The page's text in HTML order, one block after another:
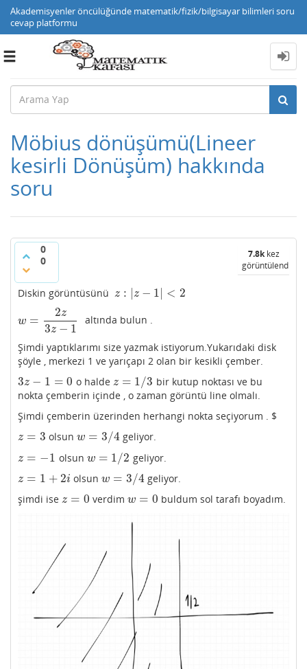
Akademisyenler öncülüğünde matematik/fizik/bilgisayar bilimleri soru
cevap platformu
Toggle
Möbius dönüşümü(Lineer
kesirli Dönüşüm) hakkında
soru
0
0
7.8kkez
görüntülendi
Diskin görüntüsünü z : z − 1 < 2
z: | −1|< 2
w =
2z
3z − 1
w=2z 3z−1 altında bulun .
Şimdi yaptıklarımı size yazmak istiyorum.Yukarıdaki disk
şöyle , merkezi 1 ve yarıçapı 2 olan bir kesikli çember.
3z − 1 = 0
3z−1= 0 o halde z = 1/3
z=1/ 3
bir kutup noktası ve bu
nokta çemberin içinde , o zaman görüntü line olmalı.
Şimdi çemberin üzerinden herhangi nokta seçiyorum . $
z = 3
z=3 olsunw = 3/4
w=3/ 4 geliyor.
z = −1
z=−1 olsun w = 1/2
w=1/ 2 geliyor.
z = 1 + 2i
z=1+ 2i olsunw = 3/4
w=3/ 4
geliyor.
şimdi ise z = 0
z=0 verdimw = 0
w=0 buldum sol tarafı boyadım.